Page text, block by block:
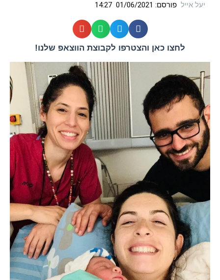
יעל אייל פורסם: 01/06/2021
14:27
לחצו כאן והצטרפו לקבוצת הווצאפ שלנו!